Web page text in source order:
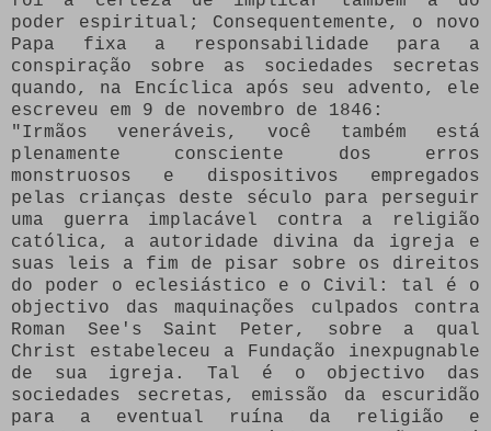
poder espiritual; Consequentemente, o novo
Papa fixa a responsabilidade para a
conspiração sobre as sociedades secretas
quando, na Encíclica após seu advento, ele
escreveu em 9 de novembro de 1846:
"Irmãos veneráveis, você também está
plenamente consciente dos erros
monstruosos e dispositivos empregados
pelas crianças deste século para perseguir
uma guerra implacável contra a religião
católica, a autoridade divina da igreja e
suas leis a fim de pisar sobre os direitos
do poder o eclesiástico e o Civil: tal é o
objectivo das maquinações culpados contra
Roman See's Saint Peter , sobre a qual
Christ estabeleceu a Fundação inexpugnable
de sua igreja.Tal é o objectivo das
sociedades secretas, emissão da escuridão
para a eventual ruína da religião e